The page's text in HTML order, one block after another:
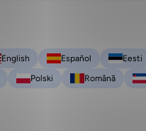
English Español Eesti
Polski Română